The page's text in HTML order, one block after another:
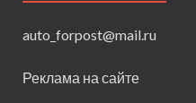
auto_forpost@mail.ru
Реклама на сайте